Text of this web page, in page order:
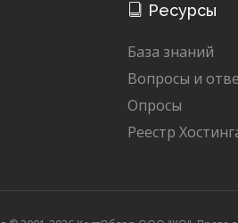
Ресурсы
База знаний
Вопросы и
Опросы
Реестр